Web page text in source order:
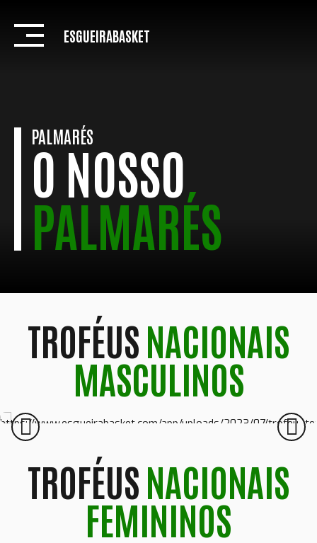
content
ESGUEIRABASKET
PALMARÉS
O NOSSO
PALMARÉS
TROFÉUSNACIONAIS
MASCULINOS
TAÇA PORTUGAL MASTER MASCULINA
2024/2025
TROFÉUSNACIONAIS
FEMININOS
TAÇA FEDERAÇÃO
2024/2025